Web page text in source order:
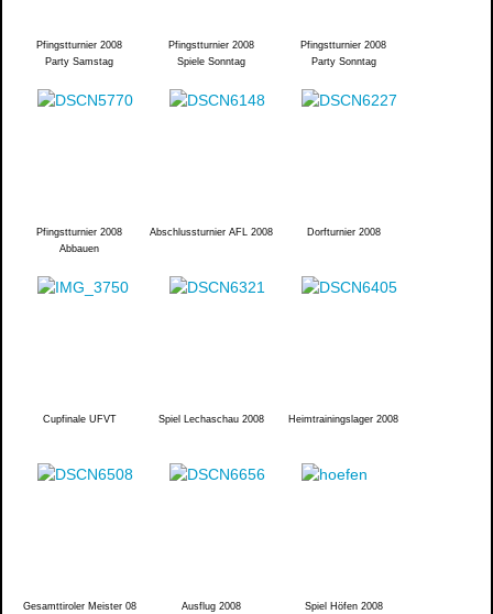
Pfingstturnier 2008
Party Samstag
Pfingstturnier 2008
Spiele Sonntag
Pfingstturnier 2008
Party Sonntag
Pfingstturnier 2008
Abbauen
Abschlussturnier AFL 2008 Dorfturnier 2008
Cupfinale UFVT Spiel Lechaschau 2008 Heimtrainingslager 2008
Gesamttiroler Meister 08 Ausflug 2008 Spiel Höfen 2008